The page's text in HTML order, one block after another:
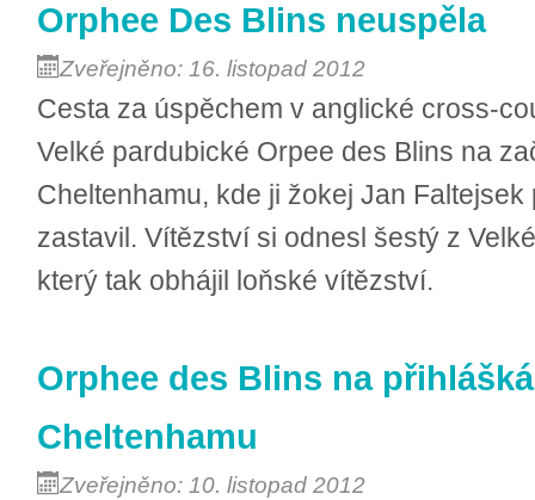
Orphee Des Blins neuspěla
Zveřejněno: 16. listopad 2012
Cesta za úspěchem v anglické cross-
Velké pardubické Orpee des Blins na
Cheltenhamu, kde ji žokej Jan
zastavil. Vítězství si odnesl šestý z
který tak obhájil loňské vítězství.
Orphee des Blins na
Cheltenhamu
Zveřejněno: 10. listopad 2012